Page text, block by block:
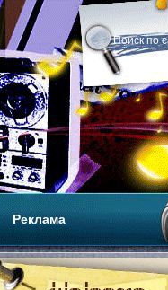
Реклама